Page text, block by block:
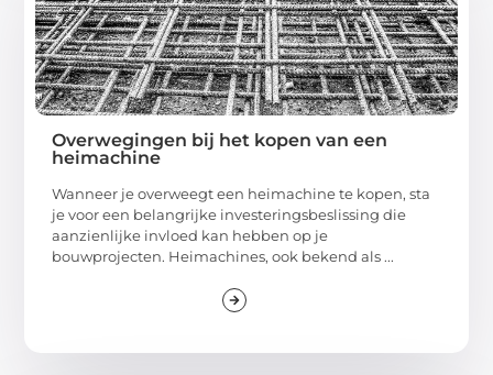
Overwegingen bij het kopen van een
heimachine
Wanneer je overweegt een heimachine te kopen, sta
je voor een belangrijke investeringsbeslissing die
aanzienlijke invloed kan hebben op je
bouwprojecten. Heimachines, ook bekend als ...